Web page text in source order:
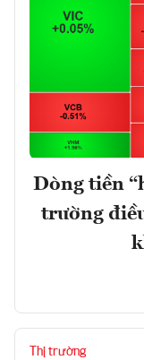
Dòng tiền
trường
Thị trường